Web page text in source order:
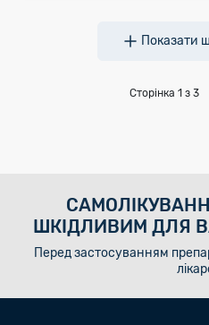
Показати
Сторінка 1 з 3
ШКІДЛИВИМ ДЛЯ
Перед застосуванням